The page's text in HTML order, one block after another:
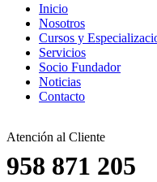
Inicio
Nosotros
Cursos y
Servicios
Socio Fundador
Noticias
Contacto
Atención al Cliente
958 871 205